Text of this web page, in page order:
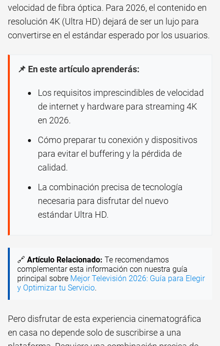
velocidad de fibra óptica. Para 2026, el contenido en
resolución 4K (Ultra HD) dejará de ser un lujo para
convertirse en el estándar esperado por los usuarios.
📌 En este artículo aprenderás:
Los requisitos imprescindibles de velocidad
de internet y hardware para streaming 4K
en 2026.
Cómo preparar tu conexión y dispositivos
para evitar el buffering y la pérdida de
calidad.
La combinación precisa de tecnología
necesaria para disfrutar del nuevo
estándar Ultra HD.
🔗 Artículo Relacionado: Te recomendamos
complementar esta información con nuestra guía
principal sobre Mejor Televisión 2026: Guía para Elegir
y Optimizar tu Servicio.
Pero disfrutar de esta experiencia cinematográfica
en casa no depende solo de suscribirse a una